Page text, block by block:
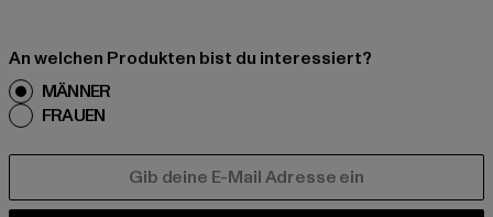
An welchen Produkten bist du interessiert?
MÄNNER
FRAUEN